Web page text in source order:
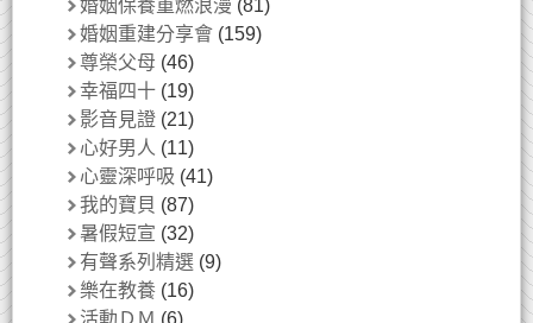
婚姻保養重燃浪漫 (81)
婚姻重建分享會 (159)
尊榮父母 (46)
幸福四十 (19)
影音見證 (21)
心好男人 (11)
心靈深呼吸 (41)
我的寶貝 (87)
暑假短宣 (32)
有聲系列精選 (9)
樂在教養 (16)
活動ＤＭ (6)